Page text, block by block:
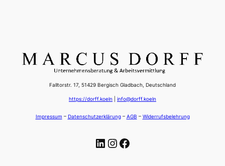
Falltorstr. 17, 51429 Bergisch Gladbach, Deutschland
https://dorff.koeln info@dorff.koeln
Impressum – Datenschutzerklärung– AGB – Widerrufsbelehrung
LinkedIn
Instagram
Facebook